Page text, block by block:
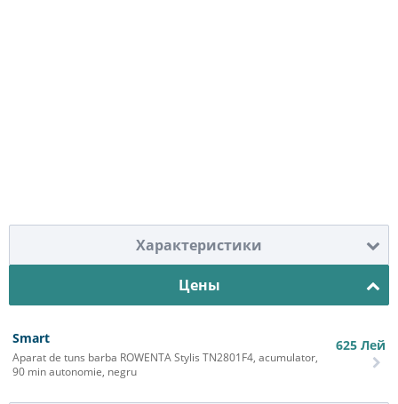
Характеристики
Цены
Smart
Aparat de tuns barba ROWENTA Stylis TN2801F4, acumulator,
90 min autonomie, negru
625 Лей